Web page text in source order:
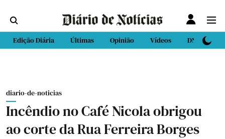
Edição Diária Últimas Opinião Vídeos DN Sport
diario-de-noticias
Incêndio no Café Nicola obrigou
ao corte da Rua Ferreira Borges